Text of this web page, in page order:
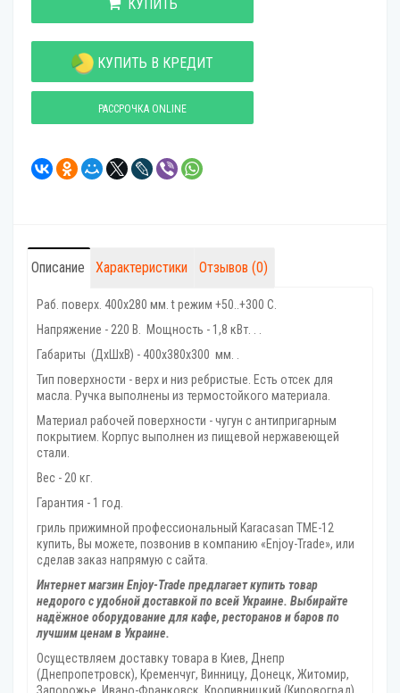
КУПИТЬ
КУПИТЬ В КРЕДИТ
РАССРОЧКА ONLINE
Описание Характеристики Отзывов (0)
Раб. поверх. 400х280 мм. t режим +50..+300 С.
Напряжение - 220 В. Мощность - 1,8 кВт. . .
Габариты (ДхШхВ) - 400x380x300 мм. .
Тип поверхности - верх и низ ребристые. Есть отсек для
масла. Ручка выполнены из термостойкого материала.
Материал рабочей поверхности - чугун с антипригарным
покрытием. Корпус выполнен из пищевой нержавеющей
стали.
Вес - 20 кг.
Гарантия - 1 год.
гриль прижимной профессиональный Karacasan TME-12
купить, Вы можете, позвонив в компанию «Enjoy-Trade», или
сделав заказ напрямую с сайта.
Интернет магзин Enjoy-Trade предлагает купить товар
недорого с удобной доставкой по всей Украине. Выбирайте
надёжное оборудование для кафе, ресторанов и баров по
лучшим ценам в Украине.
Осуществляем доставку товара в Киев, Днепр
(Днепропетровск), Кременчуг, Винницу, Донецк‎, Житомир,